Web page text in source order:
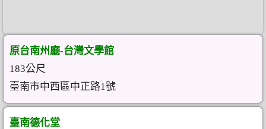
原台南州廳-台灣文學館
183公尺
臺南市中西區中正路1號
臺南德化堂